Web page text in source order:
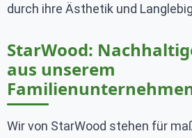
durch ihre Ästhetik und
StarWood:
aus unserem
Wir von StarWood stehen für